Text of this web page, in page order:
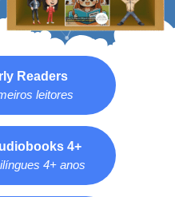
Readers
leitores
4+
4+ anos